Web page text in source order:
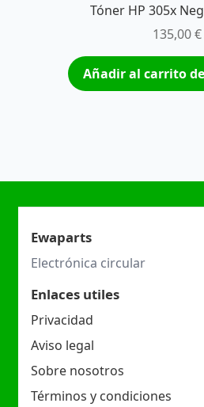
Tóner HP 305x
135,00€
Añadir al carrito
Ewaparts
Electrónica circular
Enlaces utiles
Privacidad
Aviso legal
Sobre nosotros
Términos y condiciones